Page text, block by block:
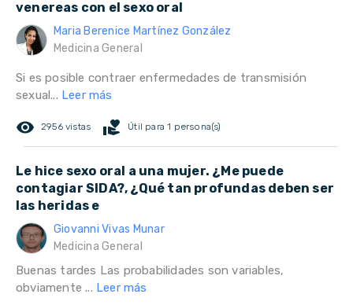
venereas con el sexo oral
Maria Berenice Martínez González
Medicina General
Si es posible contraer enfermedades de transmisión
sexual... Leer más
remove_red_eye 2956 vistas volunteer_activism Útil para 1 persona(s)
Le hice sexo oral a una mujer. ¿Me puede
contagiar SIDA?, ¿Qué tan profundas deben ser
las heridas e
Giovanni Vivas Munar
Medicina General
Buenas tardes Las probabilidades son variables,
obviamente ... Leer más